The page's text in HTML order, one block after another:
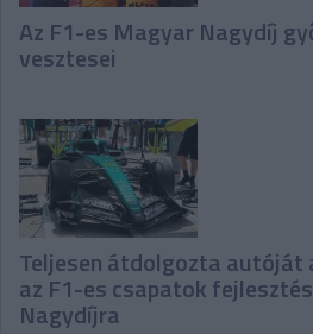
Az F1-es Magyar Nagydíj
vesztesei
Teljesen átdolgozta autóját
az F1-es csapatok
Nagydíjra